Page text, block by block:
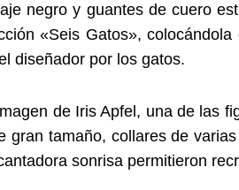
negro y guantes de cuero
«Seis Gatos»,
diseñador por los gatos.
de Iris Apfel, una de las
gran tamaño, collares de
sonrisa permitieron